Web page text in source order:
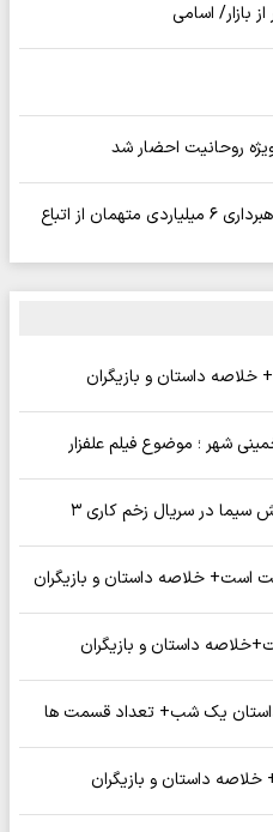
روحانیت احضار شد
انهدام باند جعل ۴ هزار مدرک/ کلاهبرداری ۶ میلیاردی متهمان از اتباع
داستان و بازیگران
شهر ؛ موضوع فیلم علفزار
سیما در سریال زخم کاری ۳
است+ خلاصه داستان و بازیگران
داستان و بازیگران
داستان یک شب+ تعداد قسمت ها
داستان و بازیگران